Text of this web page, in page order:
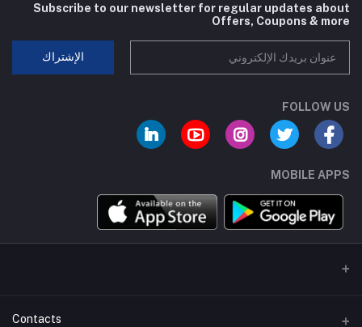
Subscribe to our newsletter for regular updates about
Offers, Coupons & more
الإشتراك
FOLLOW US
MOBILE APPS
Contacts